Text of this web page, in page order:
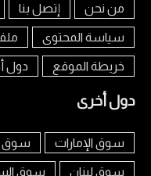
من نحن إتصل بنا
سياسة المحتوى
خريطة الموقع دول
دول أخرى
سوق الإمارات سوق
سوق لبنان سوق